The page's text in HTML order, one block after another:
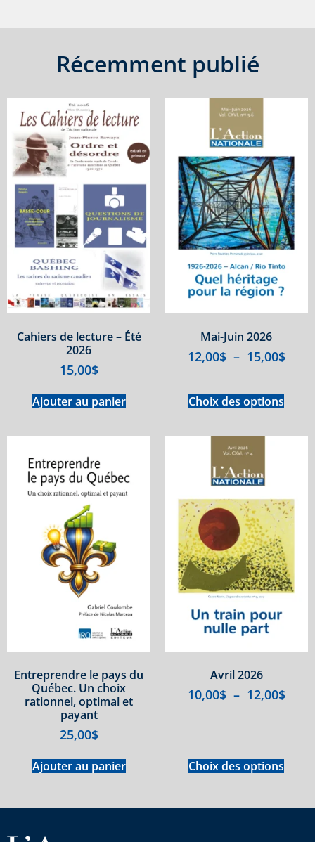
Récemment publié
Cahiers de lecture – Été
2026
15,00$
Ajouter au panier
Mai-Juin 2026
12,00$ – 15,00$
Choix des options
Entreprendre le pays du
Québec. Un choix
rationnel, optimal et
payant
25,00$
Ajouter au panier
Avril 2026
10,00$ – 12,00$
Choix des options